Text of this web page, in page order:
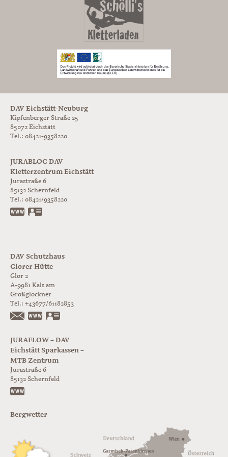
DAV Eichstätt-Neuburg
Kipfenberger Straße 25
85072 Eichstätt
Tel.: 08421-9358220
JURABLOC DAV
Kletterzentrum Eichstätt
Jurastraße 6
85132 Schernfeld
Tel.: 08421/9358220
www.jurabloc.de
DAV Schutzhaus
Glorer Hütte
Glor 2
A-9981 Kals am
Großglockner
Tel.: +43677/61182853
https://www.glorer-huette.at/
JURAFLOW – DAV
Eichstätt Sparkassen –
MTB Zentrum
Jurastraße 6
85132 Schernfeld
Bergwetter